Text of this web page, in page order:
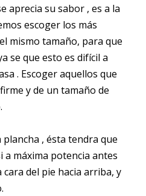
aprecia su sabor , es a la
escoger los más
mismo tamaño, para que
se que esto es difícil a
. Escoger aquellos que
y de un tamaño de
, ésta tendra que
a máxima potencia antes
del pie hacia arriba, y